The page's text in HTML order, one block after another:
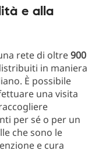
e alla
rete di oltre900
in maniera
È possibile
una visita
per sé o per un
che sono le
e cura